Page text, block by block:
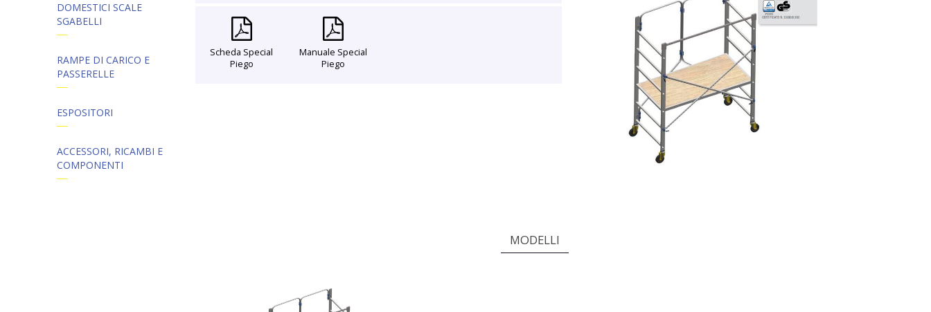
DOMESTICI SCALE
SGABELLI
RAMPE DI CARICO E
PASSERELLE
ESPOSITORI
ACCESSORI, RICAMBI E
COMPONENTI
Scheda Special
Piego
Manuale Special
Piego
MODELLI